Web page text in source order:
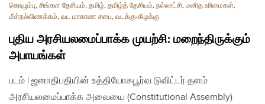
கொழும்பு, சிங்கள தேசியம், தமிழ், தமிழ்த் தேசியம், நல்லாட்சி, மனித உரிமைகள்,
மீள்நல்லிணக்கம், வட மாகாண சபை, வடக்கு-கிழக்கு
புதிய அரசியலமைப்பாக்க முயற்சி: மறைந்திருக்கும்
அபாயங்கள்
படம் | ஜனாதிபதியின் உத்தியோகபூர்வ டுவிட்டர் தளம்
அரசியலமைப்பாக்க அவையை (Constitutional Assembly)